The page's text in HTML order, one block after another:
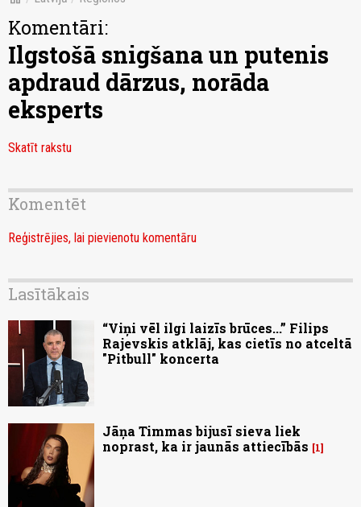
Komentāri:
Ilgstošā snigšana un putenis
apdraud dārzus, norāda
eksperts
Skatīt rakstu
Komentēt
Reģistrējies, lai pievienotu komentāru
Lasītākais
“Viņi vēl ilgi laizīs brūces...” Filips
Rajevskis atklāj, kas cietīs no atceltā
"Pitbull" koncerta
Jāņa Timmas bijusī sieva liek
noprast, ka ir jaunās attiecībās
1